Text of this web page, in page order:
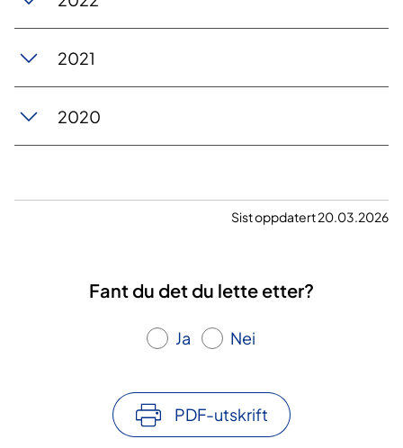
2021
2020
Sist oppdatert 20.03.2026
Fant du det du lette etter?
Ja Nei
PDF-utskrift